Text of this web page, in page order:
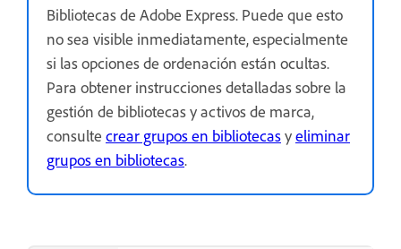
Bibliotecas de Adobe Express. Puede que esto
no sea visible inmediatamente, especialmente
si las opciones de ordenación están ocultas.
Para obtener instrucciones detalladas sobre la
gestión de bibliotecas y activos de marca,
consulte crear grupos en bibliotecasyeliminar
grupos en bibliotecas.